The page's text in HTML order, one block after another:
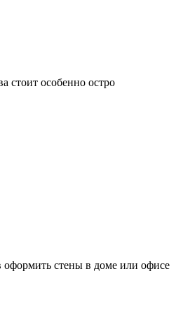
стоит особенно остро
оформить стены в доме или офисе